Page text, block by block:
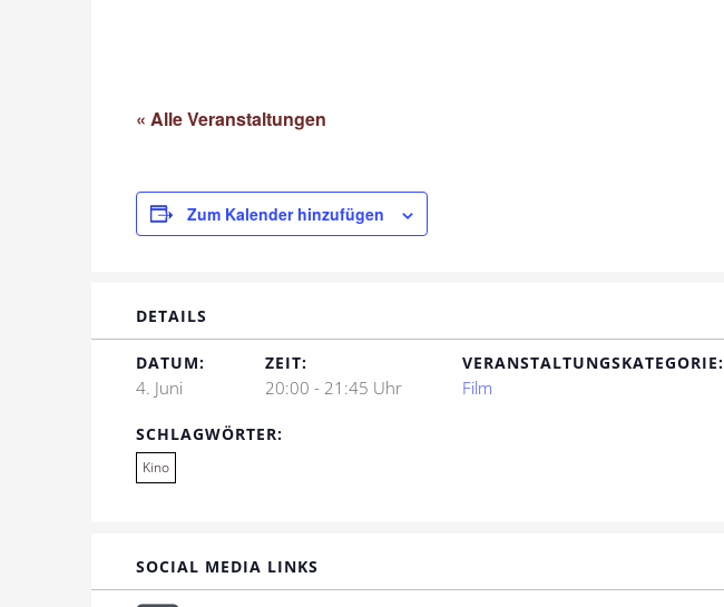
« Alle Veranstaltungen
Zum Kalender hinzufügen
DETAILS
DATUM:
4. Juni
ZEIT:
20:00 - 21:45 Uhr
VERANSTALTUNGSKATEGORIE:
Film
SCHLAGWÖRTER:
Kino
SOCIAL MEDIA LINKS